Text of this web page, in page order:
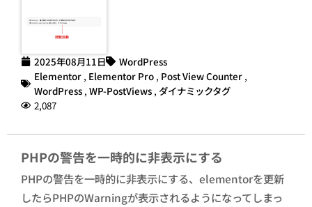
2025年08月11日
WordPress
Elementor , Elementor Pro , Post View Counter ,
WordPress , WP-PostViews , ダイナミックタグ
2,087
PHPの警告を一時的に非表示にする
PHPの警告を一時的に非表示にする、elementorを更新
したらPHPのWarningが表示されるようになってしまっ